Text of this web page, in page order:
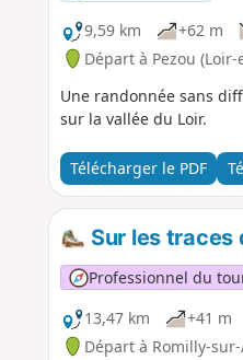
9,59 km
+62 m
Départ à Pezou (Loir-
Une randonnée sans
sur la vallée du Loir.
Télécharger le PDF
Sur les traces
Professionnel du
13,47 km
+41 m
Départ à Romilly-